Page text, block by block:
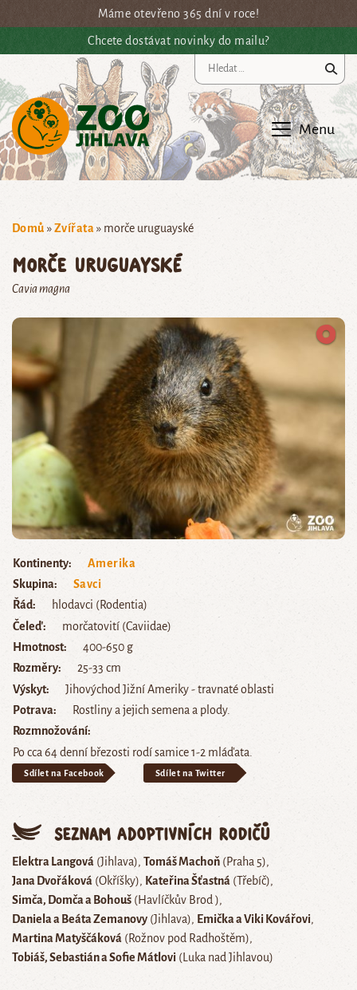
Přejít na hlavní obsahMáme otevřeno 365 dní v roce!
Chcete dostávat novinky do mailu?
Menu
Domů »Zvířata» morče uruguayské
morče uruguayské
Cavia magna
Kontinenty
Amerika
Skupina
Savci
Řád
hlodavci (Rodentia)
Čeleď
morčatovití (Caviidae)
Hmotnost
400-650 g
Rozměry
25-33 cm
Výskyt
Jihovýchod Jižní Ameriky - travnaté oblasti
Potrava
Rostliny a jejich semena a plody.
Rozmnožování
Po cca 64 denní březosti rodí samice 1-2 mláďata.
Sdílet na Facebook Sdílet na Twitter
Seznam adoptivních rodičů
Elektra Langová (Jihlava) Tomáš Machoň (Praha 5)
Jana Dvořáková (Okříšky) Kateřina Šťastná (Třebíč)
Simča, Domča a Bohouš (Havlíčkův Brod )
Daniela a Beáta Zemanovy (Jihlava) Emička a Viki Kovářovi
Martina Matyščáková (Rožnov pod Radhoštěm)
Tobiáš, Sebastián a Sofie Mátlovi (Luka nad Jihlavou)